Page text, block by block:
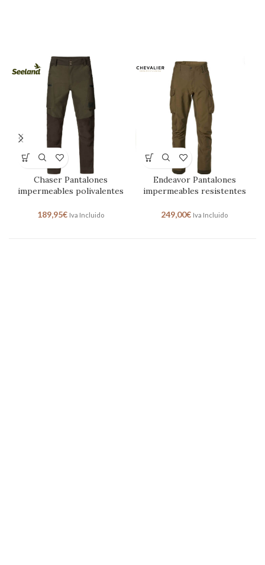
Chaser Pantalones
impermeables polivalentes
189,95€ Iva Incluido
Endeavor Pantalones
impermeables resistentes
249,00€ Iva Incluido